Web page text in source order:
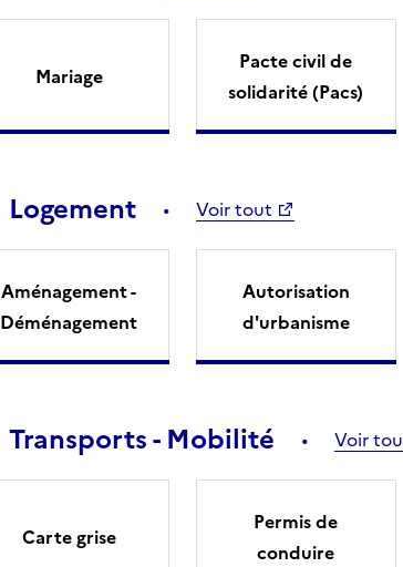
Mariage
Pacte civil de
solidarité (Pacs)
Logement Voir tout
Aménagement -
Déménagement
Autorisation
d'urbanisme
Transports - Mobilité Voir
Carte grise
Permis de
conduire